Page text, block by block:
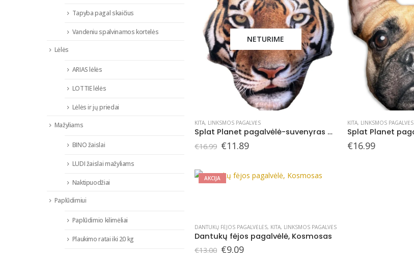
NETURIME
KITA, LINKSMOS PAGALVĖS
Splat Planet pagalvėlė-suvenyras TIGRAS
€16.99 Original
€16.99.
€11.89Current
€11.89.
KITA, LINKSMOS PAGALVĖS
€16.99
AKCIJA
DANTUKŲ FĖJOS PAGALVĖLĖS, KITA, LINKSMOS PAGALVĖS
Dantukų fėjos pagalvėlė, Kosmosas
€13.00 Original
€9.09Current
Tapyba pagal skaičius
Vandeniu spalvinamos kortelės
Lėlės
ARIAS lėlės
LOTTIE lėlės
Lėlės ir jų priedai
Mažyliams
BINO žaislai
LUDI žaislai mažyliams
Naktipuodžiai
Paplūdimiui
Paplūdimio kilimėliai
Plaukimo ratai iki 20 kg